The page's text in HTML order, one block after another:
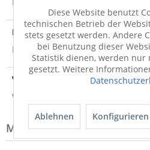
Produktsicherheit
Produktsicherheit
Versandinfo
Weitere Informationen zum
Modell-Familie: FREEPORT
Diese Website benutzt
technischen Betrieb der
stets gesetzt werden. Andere
bei Benutzung dieser
Statistik dienen, werden
gesetzt. Weitere
Ablehnen Konfigurieren